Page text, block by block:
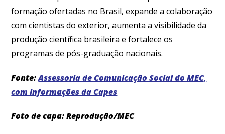
formação ofertadas no Brasil, expande a colaboração
com cientistas do exterior, aumenta a visibilidade da
produção científica brasileira e fortalece os
programas de pós-graduação nacionais.
Fonte:Assessoria de Comunicação Social do MEC,
com informações da Capes
Foto de capa: Reprodução/MEC